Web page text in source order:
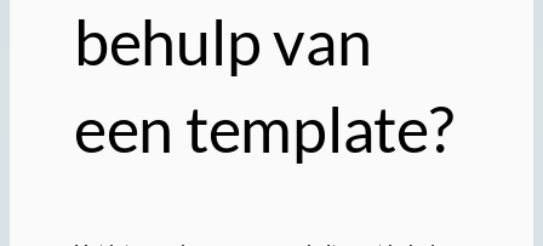
behulp van
een template?